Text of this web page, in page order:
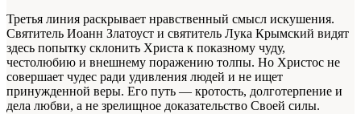
Третья линия раскрывает нравственный смысл искушения.
Святитель Иоанн Златоуст и святитель Лука Крымский видят
здесь попытку склонить Христа к показному чуду,
честолюбию и внешнему поражению толпы. Но Христос не
совершает чудес ради удивления людей и не ищет
принужденной веры. Его путь — кротость, долготерпение и
дела любви, а не зрелищное доказательство Своей силы.